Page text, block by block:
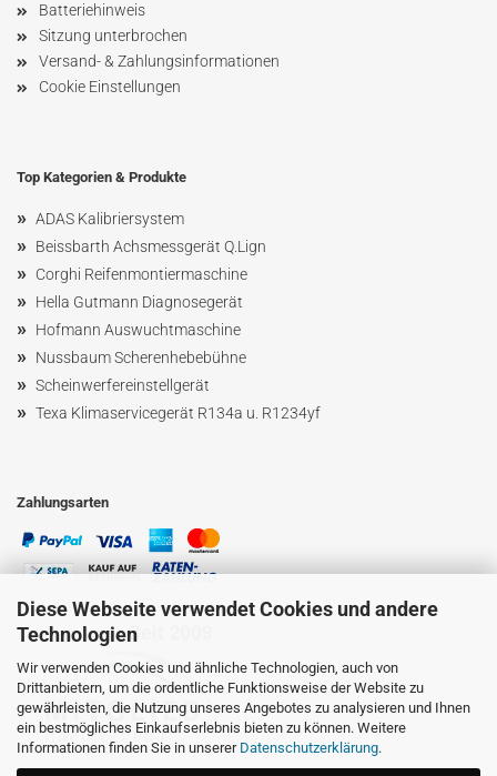
Diese Webseite verwendet Cookies und andere
Technologien
Wir verwenden Cookies und ähnliche Technologien, auch von
Drittanbietern, um die ordentliche Funktionsweise der Website zu
gewährleisten, die Nutzung unseres Angebotes zu analysieren und Ihnen
ein bestmögliches Einkaufserlebnis bieten zu können. Weitere
Informationen finden Sie in unserer Datenschutzerklärung.
Batteriehinweis
Sitzung unterbrochen
Versand- & Zahlungsinformationen
Cookie Einstellungen
Top Kategorien & Produkte
» ADAS Kalibriersystem
» Beissbarth Achsmessgerät Q.Lign
» Corghi Reifenmontiermaschine
» Hella Gutmann Diagnosegerät
» Hofmann Auswuchtmaschine
» NussbaumScherenhebebühne
» Scheinwerfereinstellgerät
» Texa Klimaservicegerät R134a u. R1234yf
Zahlungsarten